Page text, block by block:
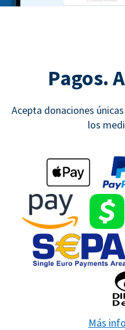
Pagos.
Acepta donaciones
los
Más